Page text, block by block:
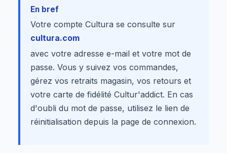
En bref
Votre compte Cultura se consulte sur
cultura.com
avec votre adresse e-mail et votre mot de
passe. Vous y suivez vos commandes,
gérez vos retraits magasin, vos retours et
votre carte de fidélité Cultur'addict. En cas
d'oubli du mot de passe, utilisez le lien de
réinitialisation depuis la page de connexion.